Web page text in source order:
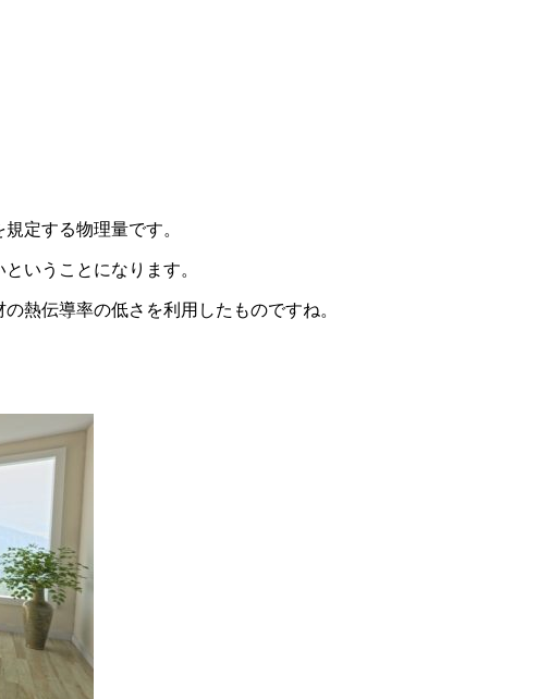
定する物理量です。
いうことになります。
熱伝導率の低さを利用したものですね。